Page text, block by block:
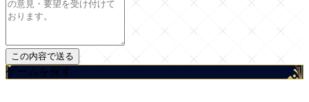
ゲームを探す